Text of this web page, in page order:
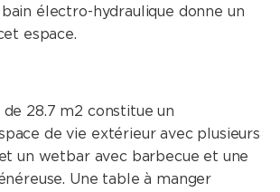
électro-hydraulique donne un
espace.
28.7 m2 constitue un
de vie extérieur avec plusieurs
et un wetbar avec barbecue et une
Une table à manger